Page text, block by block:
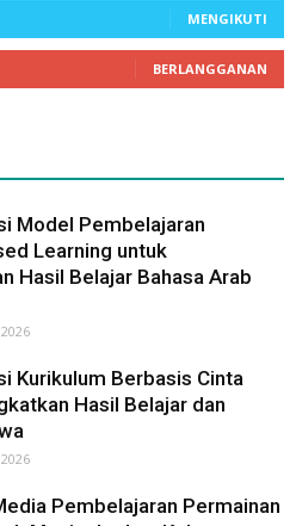
MENGIKUTI
BERLANGGANAN
Model Pembelajaran
Learning untuk
Hasil Belajar Bahasa Arab
Kurikulum Berbasis Cinta
Hasil Belajar dan
Pembelajaran Permainan